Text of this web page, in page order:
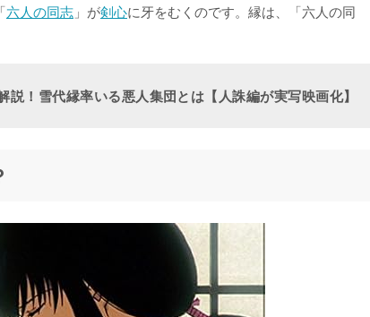
六人の同志 」が剣心に牙をむくのです。縁は、「六人の同
説！雪代縁率いる悪人集団とは【人誅編が実写映画化】